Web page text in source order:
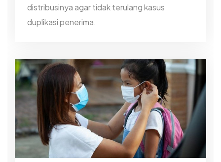
distribusinya agar tidak terulang kasus
duplikasi penerima.